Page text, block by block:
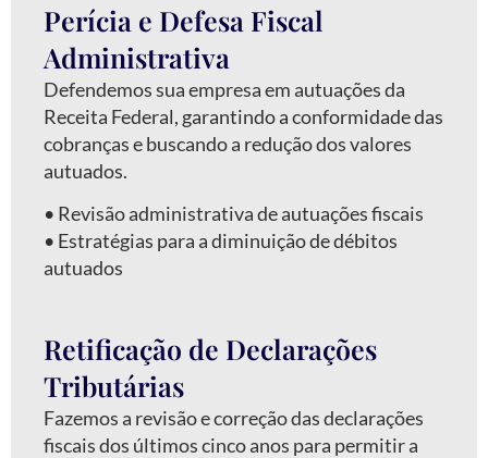
Perícia e Defesa Fiscal
Administrativa
Defendemos sua empresa em autuações da
Receita Federal, garantindo a conformidade das
cobranças e buscando a redução dos valores
autuados.
•⁠ ⁠Revisão administrativa de autuações fiscais
•⁠ ⁠Estratégias para a diminuição de débitos
autuados
Retificação de Declarações
Tributárias
Fazemos a revisão e correção das declarações
fiscais dos últimos cinco anos para permitir a